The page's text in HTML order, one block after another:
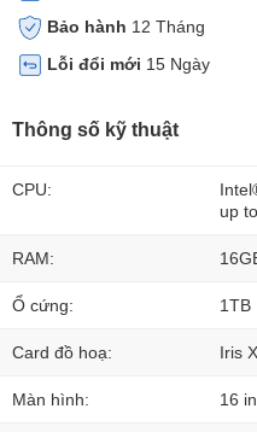
Bảo hành 12 Tháng
Lỗi đổi mới 15 Ngày
Thông số kỹ thuật
CPU:
up
RAM:
Ổ cứng: 1TB
Card đồ hoạ: Iris
Màn hình: 16